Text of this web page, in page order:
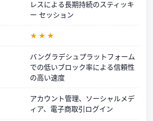
レスによる長期持続のスティッキ
ー セッション
★★★
バングラデシュプラットフォーム
での低いブロック率による信頼性
の高い速度
アカウント管理、ソーシャルメデ
ィア、電子商取引ログイン